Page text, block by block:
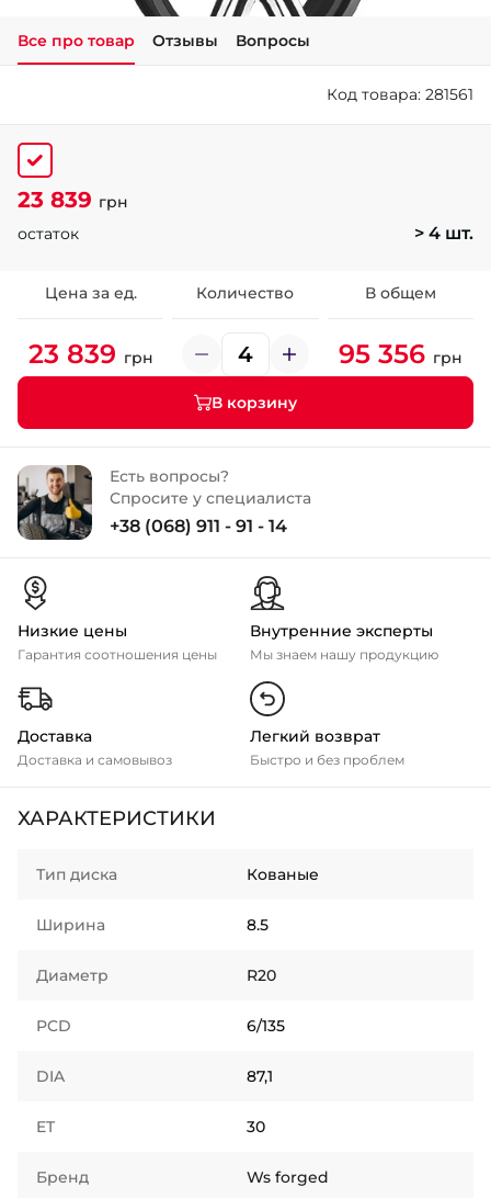
+38 (050)-911-911-2
+38 (099)-643-33-77
Все про товар Отзывы Вопросы
Код товара: 281561
23 839 грн
остаток
> 4 шт.
Цена за ед. Количество В общем
23 839 грн 95 356 грн
В корзину
Есть вопросы?
Спросите у специалиста
+38 (068) 911 - 91 - 14
Низкие цены
Гарантия соотношения цены
Внутренние эксперты
Мы знаем нашу продукцию
Доставка
Доставка и самовывоз
Легкий возврат
Быстро и без проблем
ХАРАКТЕРИСТИКИ
Тип диска Кованые
Ширина 8.5
Диаметр R20
PCD 6/135
DIA 87,1
ET 30
Бренд Ws forged